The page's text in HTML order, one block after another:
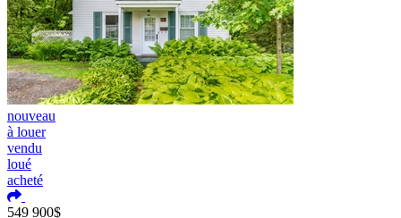
nouveau
à louer
vendu
loué
acheté
549 900$